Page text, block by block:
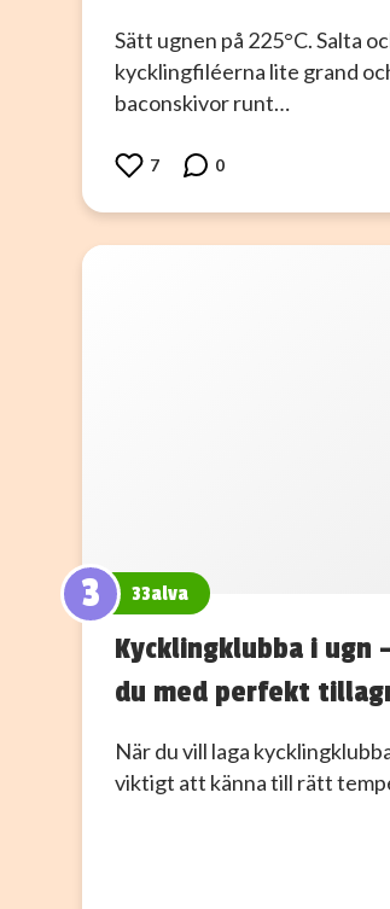
Sätt ugnen på 225°C. Salta
kycklingfiléerna lite grand
baconskivor runt…
7 0
3 33alva
Kycklingklubba i ugn
du med perfekt
När du vill laga
viktigt att känna till rätt